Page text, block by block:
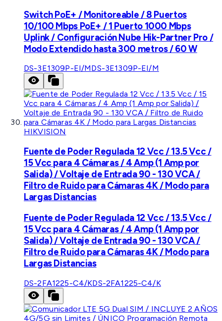
Switch PoE+ / Monitoreable / 8 Puertos
10/100 Mbps PoE+ / 1 Puerto 1000 Mbps
Uplink / Configuración Nube Hik-Partner Pro /
Modo Extendido hasta 300 metros / 60 W
DS-3E1309P-EI/MDS-3E1309P-EI/M
HIKVISION
Fuente de Poder Regulada 12 Vcc / 13.5 Vcc /
15 Vcc para 4 Cámaras / 4 Amp (1 Amp por
Salida) / Voltaje de Entrada 90 - 130 VCA /
Filtro de Ruido para Cámaras 4K / Modo para
Largas Distancias
Fuente de Poder Regulada 12 Vcc / 13.5 Vcc /
15 Vcc para 4 Cámaras / 4 Amp (1 Amp por
Salida) / Voltaje de Entrada 90 - 130 VCA /
Filtro de Ruido para Cámaras 4K / Modo para
Largas Distancias
DS-2FA1225-C4/KDS-2FA1225-C4/K